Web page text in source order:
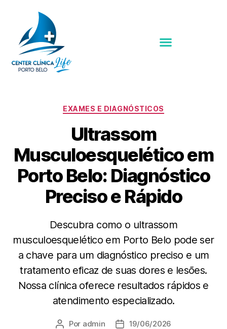
EXAMES E DIAGNÓSTICOS
Ultrassom
Musculoesquelético em
Porto Belo: Diagnóstico
Preciso e Rápido
Descubra como o ultrassom
musculoesquelético em Porto Belo pode ser
a chave para um diagnóstico preciso e um
tratamento eficaz de suas dores e lesões.
Nossa clínica oferece resultados rápidos e
atendimento especializado.
Por admin
19/06/2026